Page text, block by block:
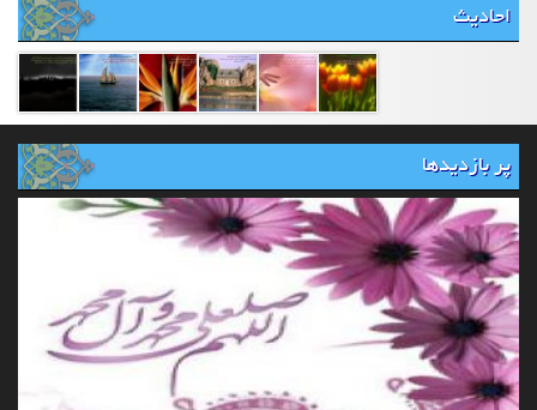
احادیث
پر بازدیدها